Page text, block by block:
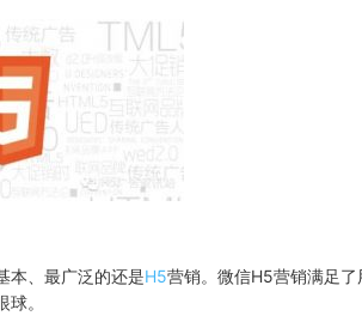
本、最广泛的还是H5营销。微信H5营销满足
。